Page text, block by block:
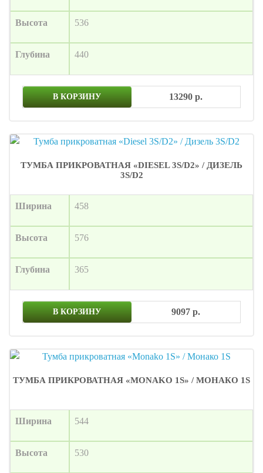
Высота 536
Глубина 440
В КОРЗИНУ 13290 р.
ТУМБА ПРИКРОВАТНАЯ «DIESEL 3S/D2» / ДИЗЕЛЬ
3S/D2
Ширина 458
Высота 576
Глубина 365
В КОРЗИНУ 9097 р.
ТУМБА ПРИКРОВАТНАЯ «MONAKO 1S» / МОНАКО 1S
Ширина 544
Высота 530